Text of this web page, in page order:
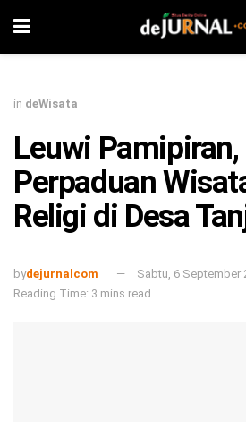
in deWisata
Leuwi Pamipiran,
Perpaduan
Religi di Desa
bydejurnalcom
Sabtu, 6 September
Reading Time: 3 mins read